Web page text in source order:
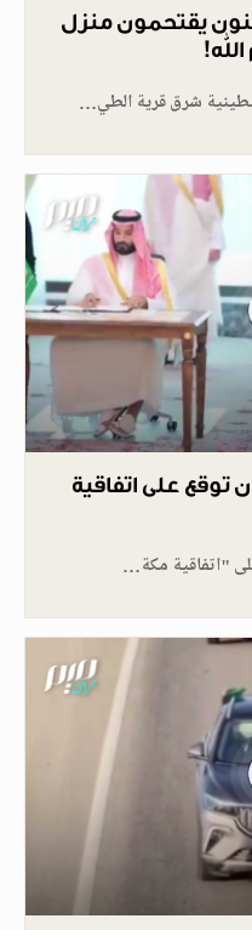
يقتحمون منزل
شرق قرية الطي…
توقع على اتفاقية
"اتفاقية مكة…